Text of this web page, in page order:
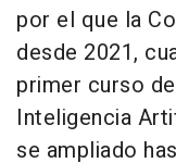
por el que la
desde 2021,
primer curso
Inteligencia
se ampliado